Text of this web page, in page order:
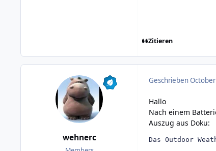
Zitieren
wehnerc
Geschrieben
Hallo
Nach einem
Auszug aus Doku:
Das Outdoor